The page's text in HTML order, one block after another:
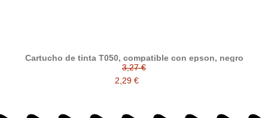
Cartucho de tinta T050, compatible con epson, negro
3,27 €
2,29 €